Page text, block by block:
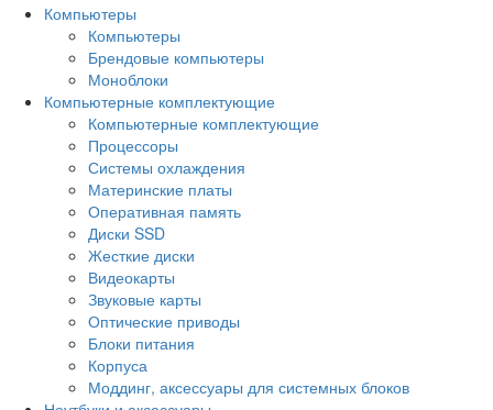
Компьютеры
Компьютеры
Брендовые компьютеры
Моноблоки
Компьютерные комплектующие
Компьютерные комплектующие
Процессоры
Системы охлаждения
Материнские платы
Оперативная память
Диски SSD
Жесткие диски
Видеокарты
Звуковые карты
Оптические приводы
Блоки питания
Корпуса
Моддинг, аксессуары для системных блоков